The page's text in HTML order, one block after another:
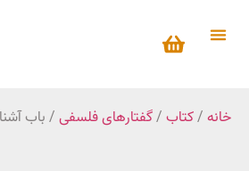
خانه / کتاب / گفتارهاى فلسفى / باب